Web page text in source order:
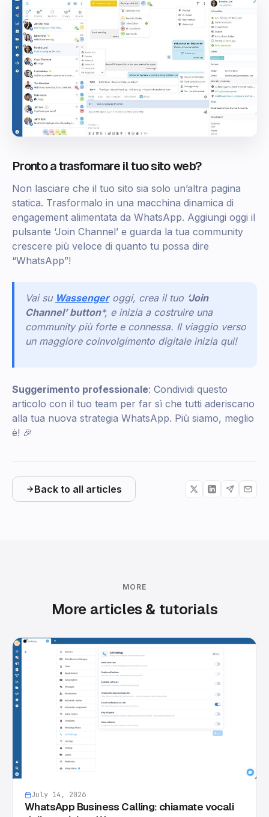
Pronto a trasformare il tuo sito web?
Non lasciare che il tuo sito sia solo un’altra pagina
statica. Trasformalo in una macchina dinamica di
engagement alimentata da WhatsApp. Aggiungi oggi il
pulsante ‘Join Channel’ e guarda la tua community
crescere più veloce di quanto tu possa dire
“WhatsApp”!
Vai su Wassenger oggi, crea il tuo ‘Join
Channel’ button*, e inizia a costruire una
community più forte e connessa. Il viaggio verso
un maggiore coinvolgimento digitale inizia qui!
Suggerimento professionale: Condividi questo
articolo con il tuo team per far sì che tutti aderiscano
alla tua nuova strategia WhatsApp. Più siamo, meglio
è! 🎉
Back to all articles
MORE
More articles & tutorials
July 14, 2026
WhatsApp Business Calling: chiamate vocali